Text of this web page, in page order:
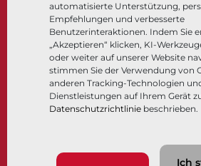
automatisierte Unterstützung,
Empfehlungen und verbesserte
Benutzerinteraktionen. Indem Sie
„Akzeptieren“ klicken, KI-
oder weiter auf unserer Website
stimmen Sie der Verwendung von
anderen Tracking-Technologien
Dienstleistungen auf Ihrem Gerät
Datenschutzrichtlinie beschrieben.
Ich
Lieferantenmanagement
Nachhaltigkeit
Kundenportal
Folgen Sie uns